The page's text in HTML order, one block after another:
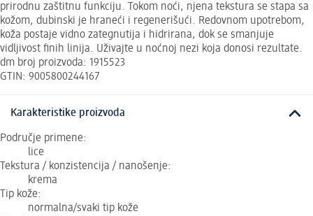
prirodnu zaštitnu funkciju. Tokom noći, njena tekstura se stapa sa
kožom, dubinski je hraneći i regenerišući. Redovnom upotrebom,
koža postaje vidno zategnutija i hidrirana, dok se smanjuje
vidljivost finih linija. Uživajte u noćnoj nezi koja donosi rezultate.
dm broj proizvoda: 1915523
GTIN: 9005800244167
Karakteristike proizvoda
Područje primene:
lice
Tekstura / konzistencija / nanošenje:
krema
Tip kože:
normalna/svaki tip kože